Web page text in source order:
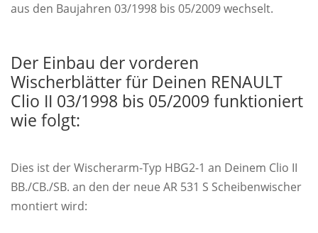
aus den Baujahren 03/1998 bis 05/2009 wechselt.
Der Einbau der vorderen
Wischerblätter für Deinen RENAULT
Clio II 03/1998 bis 05/2009 funktioniert
wie folgt:
Dies ist der Wischerarm-Typ HBG2-1 an Deinem Clio II
BB./CB./SB. an den der neue AR 531 S Scheibenwischer
montiert wird: